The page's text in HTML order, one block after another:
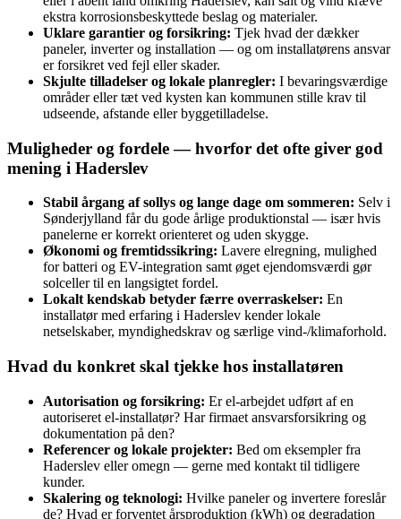
ekstra korrosionsbeskyttede beslag og materialer.
Uklare garantier og forsikring: Tjek hvad der dækker
paneler, inverter og installation — og om installatørens ansvar
er forsikret ved fejl eller skader.
Skjulte tilladelser og lokale planregler: I bevaringsværdige
områder eller tæt ved kysten kan kommunen stille krav til
udseende, afstande eller byggetilladelse.
Muligheder og fordele — hvorfor det ofte giver god
mening i Haderslev
Stabil årgang af sollys og lange dage om sommeren: Selv i
Sønderjylland får du gode årlige produktionstal — især hvis
panelerne er korrekt orienteret og uden skygge.
Økonomi og fremtidssikring: Lavere elregning, mulighed
for batteri og EV-integration samt øget ejendomsværdi gør
solceller til en langsigtet fordel.
Lokalt kendskab betyder færre overraskelser: En
installatør med erfaring i Haderslev kender lokale
netselskaber, myndighedskrav og særlige vind-/klimaforhold.
Hvad du konkret skal tjekke hos installatøren
Autorisation og forsikring: Er el-arbejdet udført af en
autoriseret el-installatør? Har firmaet ansvarsforsikring og
dokumentation på den?
Referencer og lokale projekter: Bed om eksempler fra
Haderslev eller omegn — gerne med kontakt til tidligere
kunder.
Skalering og teknologi: Hvilke paneler og invertere foreslår
de? Hvad er forventet årsproduktion (kWh) og degradation